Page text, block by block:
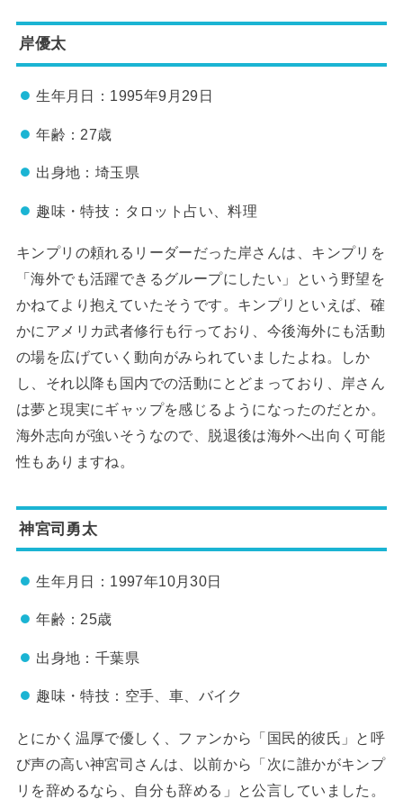
岸優太
生年月日：1995年9月29日
年齢：27歳
出身地：埼玉県
趣味・特技：タロット占い、料理
キンプリの頼れるリーダーだった岸さんは、キンプリを
「海外でも活躍できるグループにしたい」という野望を
かねてより抱えていたそうです。キンプリといえば、確
かにアメリカ武者修行も行っており、今後海外にも活動
の場を広げていく動向がみられていましたよね。しか
し、それ以降も国内での活動にとどまっており、岸さん
は夢と現実にギャップを感じるようになったのだとか。
海外志向が強いそうなので、脱退後は海外へ出向く可能
性もありますね。
神宮司勇太
生年月日：1997年10月30日
年齢：25歳
出身地：千葉県
趣味・特技：空手、車、バイク
とにかく温厚で優しく、ファンから「国民的彼氏」と呼
び声の高い神宮司さんは、以前から「次に誰かがキンプ
リを辞めるなら、自分も辞める」と公言していました。